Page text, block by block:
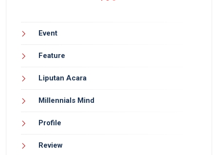
Event
Feature
Liputan Acara
Millennials Mind
Profile
Review